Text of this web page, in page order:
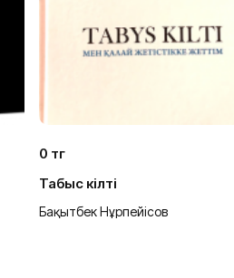
0 тг
Табыс кілті
Бақытбек Нұрпейісов